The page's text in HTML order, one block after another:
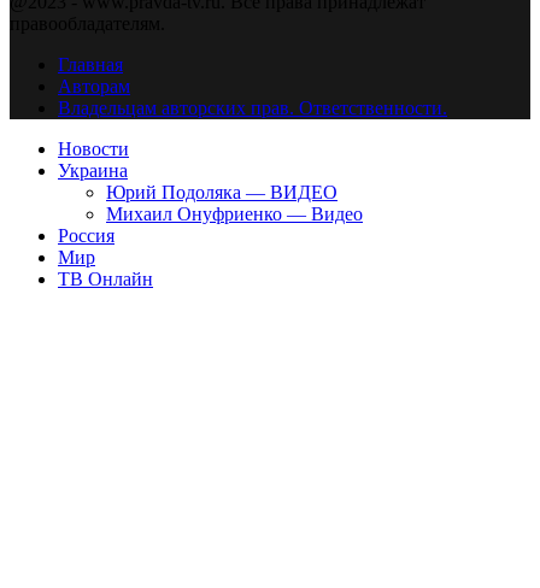
правообладателям.
Главная
Авторам
Владельцам авторских прав. Ответственности.
Новости
Украина
Юрий Подоляка — ВИДЕО
Михаил Онуфриенко — Видео
Россия
Мир
ТВ Онлайн